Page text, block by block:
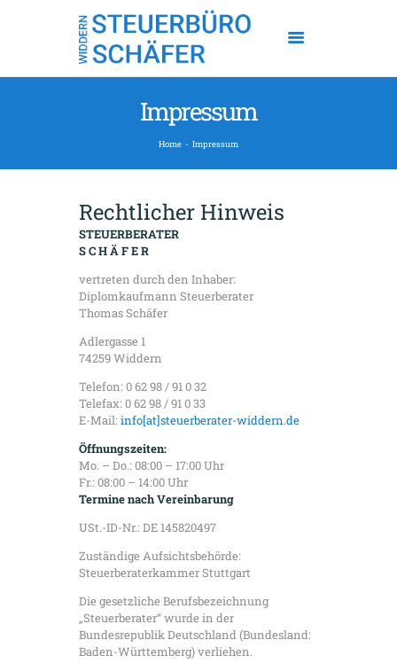
Impressum
Home Impressum
HOME
PHILOSOPHIE
KONTAKT
TEL.: 06298/91032
Rechtlicher Hinweis
STEUERBERATER
S C H Ä F E R
vertreten durch den Inhaber:
Diplomkaufmann Steuerberater
Thomas Schäfer
Adlergasse 1
74259 Widdern
Telefon: 0 62 98 / 91 0 32
Telefax: 0 62 98 / 91 0 33
E-Mail: info[at]steuerberater-widdern.de
Öffnungszeiten:
Mo. – Do.: 08:00 – 17:00 Uhr
Fr.: 08:00 – 14:00 Uhr
Termine nach Vereinbarung
USt.-ID-Nr.: DE 145820497
Zuständige Aufsichtsbehörde:
Steuerberaterkammer Stuttgart
Die gesetzliche Berufsbezeichnung
„Steuerberater“ wurde in der
Bundesrepublik Deutschland (Bundesland:
Baden-Württemberg) verliehen.